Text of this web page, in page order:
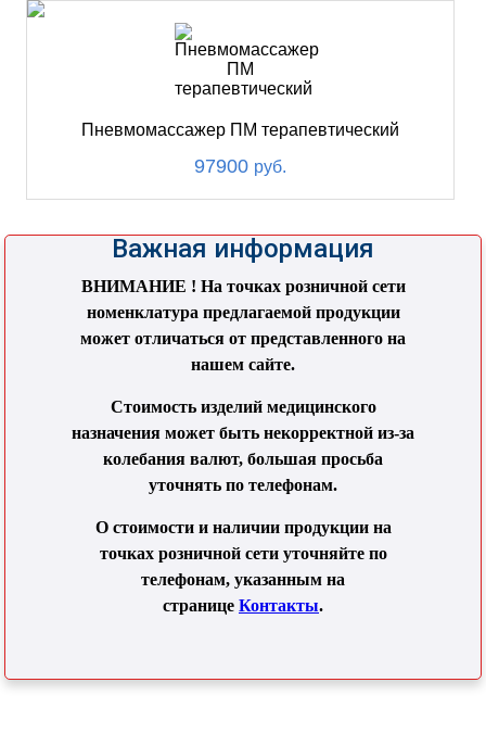
Пневмомассажер ПМ терапевтический
97900 руб.
Важная информация
ВНИМАНИЕ ! На точках розничной сети
номенклатура предлагаемой продукции
может отличаться от представленного на
нашем сайте.
Стоимость изделий медицинского
назначения может быть некорректной из-за
колебания валют, большая просьба
уточнять по телефонам.
О стоимости и наличии продукции на
точках розничной сети уточняйте по
телефонам, указанным на
странице Контакты.